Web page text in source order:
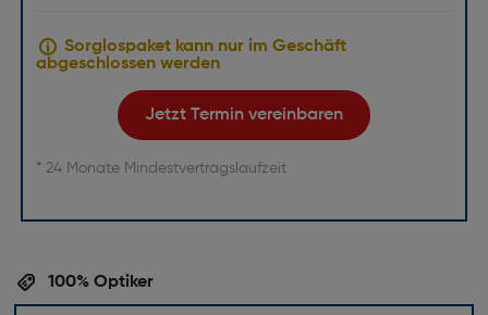
Sorglospaket kann nur im Geschäft
abgeschlossen werden
Jetzt Termin vereinbaren
* 24 Monate Mindestvertragslaufzeit
100% Optiker